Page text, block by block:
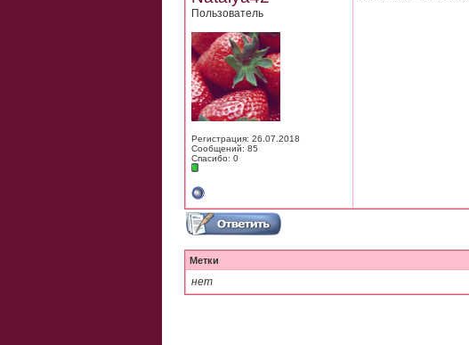
Пользователь
Регистрация: 26.07.2018
Сообщений: 85
Спасибо: 0
Метки
нет